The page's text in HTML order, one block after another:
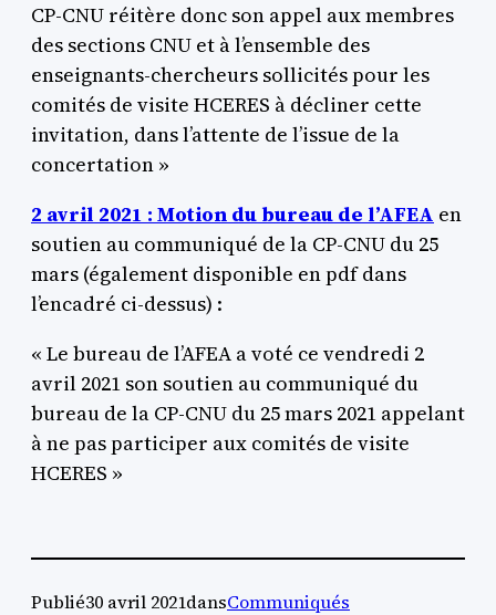
CP-CNU réitère donc son appel aux membres
des sections CNU et à l’ensemble des
enseignants-chercheurs sollicités pour les
comités de visite HCERES à décliner cette
invitation, dans l’attente de l’issue de la
concertation »
2 avril 2021 : Motion du bureau de l’AFEA en
soutien au communiqué de la CP-CNU du 25
mars (également disponible en pdf dans
l’encadré ci-dessus) :
« Le bureau de l’AFEA a voté ce vendredi 2
avril 2021 son soutien au communiqué du
bureau de la CP-CNU du 25 mars 2021 appelant
à ne pas participer aux comités de visite
HCERES »
Publié30 avril 2021dansCommuniqués